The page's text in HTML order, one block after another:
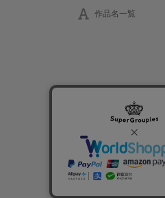
作品名一覧
プライバシーポリシー